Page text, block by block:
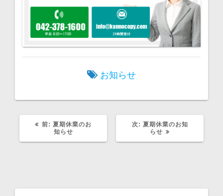
お知らせ
前: 前
の
夏期休業のお
知らせ
次: 次
夏期休業のお知
らせ